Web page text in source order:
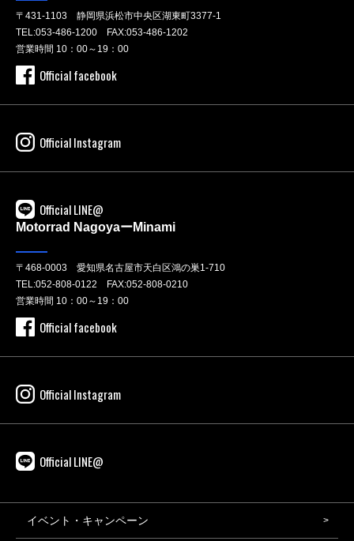
〒431-1103 静岡県浜松市中央区湖東町3377-1
TEL:053-486-1200 FAX:053-486-1202
営業時間 10：00～19：00
Official facebook
Official Instagram
Official LINE@
Motorrad NagoyaーMinami
〒468-0003 愛知県名古屋市天白区鴻の巣1-710
TEL:052-808-0122 FAX:052-808-0210
営業時間 10：00～19：00
Official facebook
Official Instagram
Official LINE@
イベント・キャンペーン